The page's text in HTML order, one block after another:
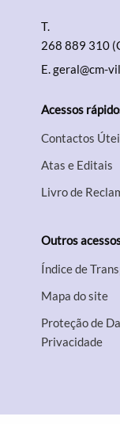
T.
268 889 310
E.geral@cm-
Acessos
Contactos
Atas e Editais
Livro de
Outros
Índice de
Mapa do site
Proteção de
Privacidade